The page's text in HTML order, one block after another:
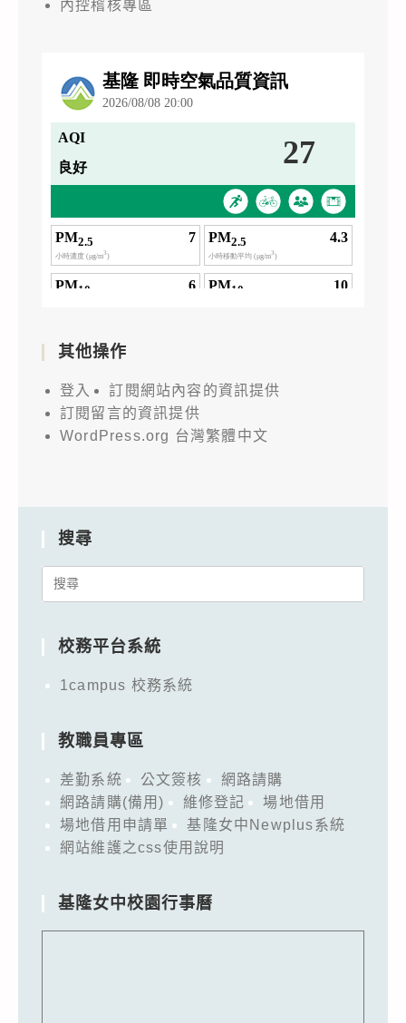
內控稽核專區
其他操作
登入
訂閱網站內容的資訊提供
訂閱留言的資訊提供
WordPress.org 台灣繁體中文
搜尋
Search
校務平台系統
1campus 校務系統
教職員專區
差勤系統 公文簽核
網路請購
網路請購(備用)
維修登記
場地借用
場地借用申請單
基隆女中Newplus系統
網站維護之css使用說明
基隆女中校園行事曆